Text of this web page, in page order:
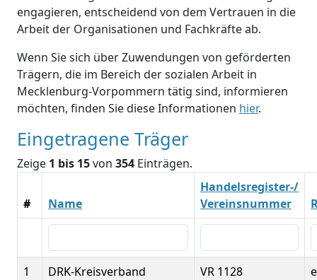
engagieren, entscheidend von dem Vertrauen in die
Arbeit der Organisationen und Fachkräfte ab.
Wenn Sie sich über Zuwendungen von geförderten
Trägern, die im Bereich der sozialen Arbeit in
Mecklenburg-Vorpommern tätig sind, informieren
möchten, finden Sie diese Informationen hier.
Eingetragene Träger
Zeige 1 bis 15von 354 Einträgen.
# Name
Handelsregister-/
Vereinsnummer
1
DRK-Kreisverband
VR 1128